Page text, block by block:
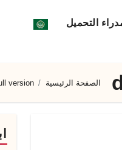
التحميل
الصفحة الرئيسية version